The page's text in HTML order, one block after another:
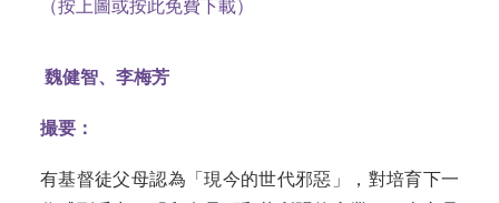
（按上圖或按此免費下載）
魏健智、李梅芳
撮要：
有基督徒父母認為「現今的世代邪惡」，對培育下一